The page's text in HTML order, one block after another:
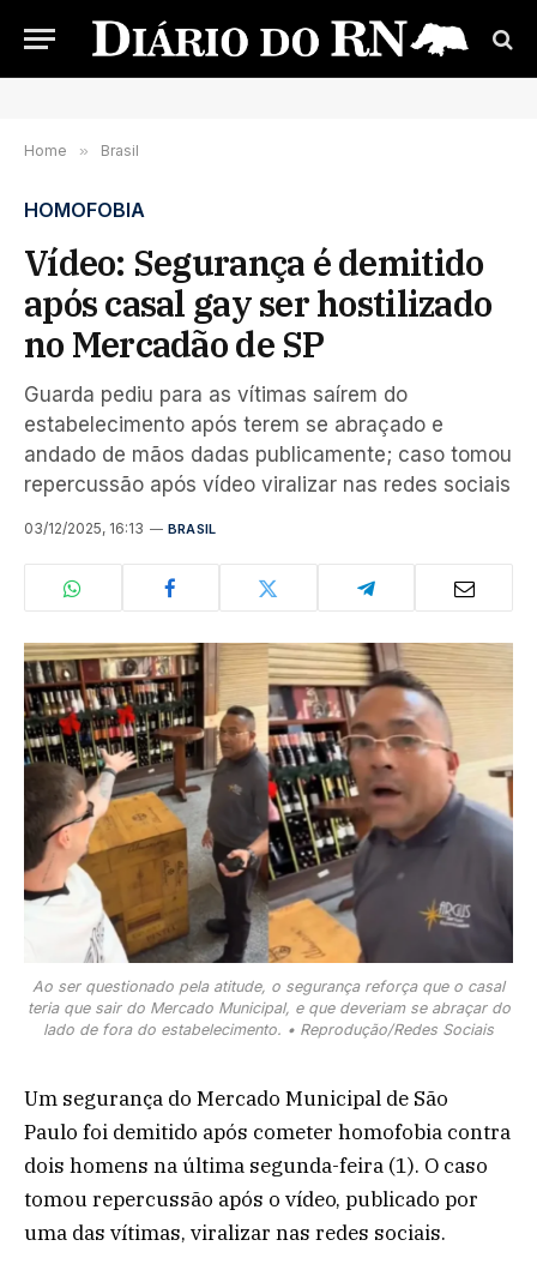
Home » Brasil
HOMOFOBIA
Vídeo: Segurança é demitido
após casal gay ser hostilizado
no Mercadão de SP
Guarda pediu para as vítimas saírem do
estabelecimento após terem se abraçado e
andado de mãos dadas publicamente; caso tomou
repercussão após vídeo viralizar nas redes sociais
03/12/2025, 16:13 BRASIL
Ao ser questionado pela atitude, o segurança reforça que o casal
teria que sair do Mercado Municipal, e que deveriam se abraçar do
lado de fora do estabelecimento. • Reprodução/Redes Sociais
Um segurança do Mercado Municipal de São
Paulo foi demitido após cometer homofobia contra
dois homens na última segunda-feira (1). O caso
tomou repercussão após o vídeo, publicado por
uma das vítimas, viralizar nas redes sociais.